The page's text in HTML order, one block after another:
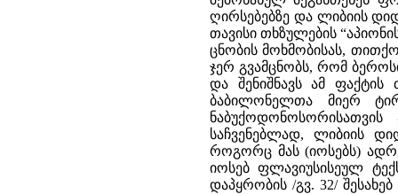
ღირსებებზე და ლიბიის
თავისი თხზულების
ცნობის მოხმობისას,
ჯერ გვამცნობს, რომ
და შენიშნავს ამ
ბაბილონელთა მიერ
საჩვენებლად, ლიბიის
როგორც მას (იოსებს)
იოსებ ფლავიუსისეულ
დაპყრობის /გვ. 32/